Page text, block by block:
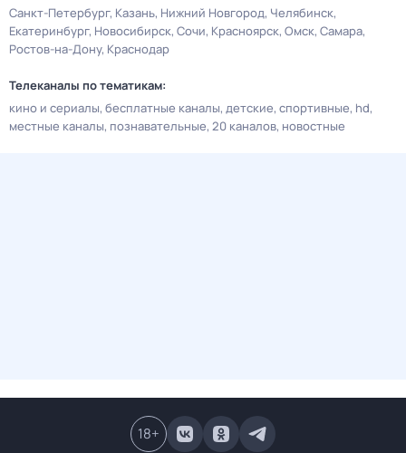
Санкт-Петербург Казань Нижний Новгород Челябинск
Екатеринбург Новосибирск Сочи Красноярск Омск Самара
Ростов-на-Дону Краснодар
Телеканалы по тематикам:
кино и сериалы бесплатные каналы детские спортивные hd
местные каналы познавательные 20 каналов новостные
18+